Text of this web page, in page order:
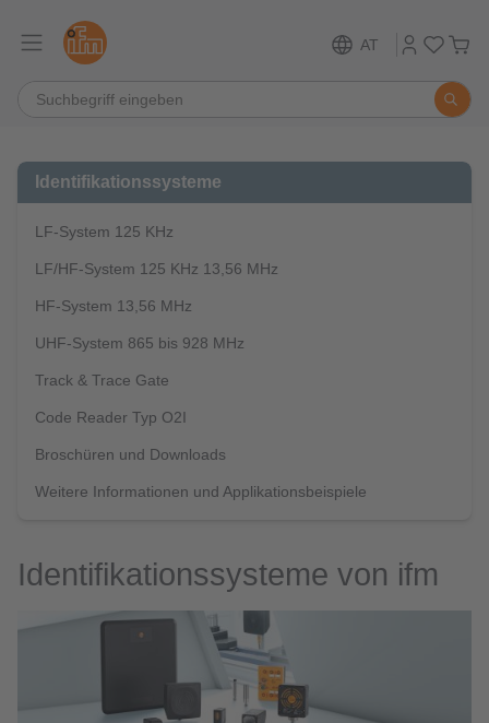
AT
Identifikationssysteme
LF-System 125 KHz
LF/HF-System 125 KHz 13,56 MHz
HF-System 13,56 MHz
UHF-System 865 bis 928 MHz
Track & Trace Gate
Code Reader Typ O2I
Broschüren und Downloads
Weitere Informationen und Applikationsbeispiele
Identifikationssysteme von ifm